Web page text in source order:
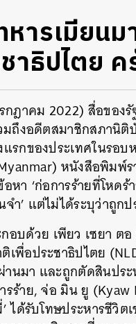
ารเมียนม
าธิปไตย
ฎาคม 2022) สื่อของรั
ถึงอดีตสมาชิกสภานิ
แรกของประเทศในรอ
หนังสือพิมพ์
หา ‘ก่อการร้ายที่โหด
ำ’ แต่ไม่ได้ระบุว่าถูก
อบด้วย เพียว เซยา ต
เพื่อประชาธิปไตย
นมา และถูกตัดสินประ
รร้าย, จ่อ มิน ยู
ได้รับโทษประหารชีวิ